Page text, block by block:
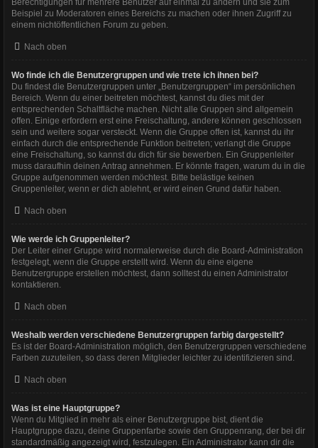
Beispiel zu Moderatoren eines Bereichs zu machen oder ihnen Zugriff zu
einem nichtöffentlichen Forum zu geben.
Nach oben
Wo finde ich die Benutzergruppen und wie trete ich ihnen bei?
Du findest die Benutzergruppen unter „Benutzergruppen“ im persönlichen
Bereich. Wenn du einer beitreten möchtest, kannst du dies mit der
entsprechenden Schaltfläche machen. Nicht alle Gruppen sind allgemein
offen. Einige erfordern erst eine Freischaltung, andere können geschlossen
sein und weitere sogar versteckt. Wenn die Gruppe offen ist, kannst du ihr
einfach durch die entsprechende Funktion beitreten; verlangt die Gruppe
eine Freischaltung, so kannst du dich für sie bewerben. Ein Gruppenleiter
muss daraufhin deinen Antrag annehmen. Er könnte fragen, warum du in die
Gruppe aufgenommen werden möchtest. Bitte belästige keinen
Gruppenleiter, wenn er dich ablehnt, er wird einen Grund dafür haben.
Nach oben
Wie werde ich Gruppenleiter?
Der Leiter einer Gruppe wird normalerweise durch die Board-Administration
festgelegt, wenn die Gruppe erstellt wird. Wenn du eine eigene
Benutzergruppe erstellen möchtest, dann solltest du einen Administrator
kontaktieren.
Nach oben
Weshalb werden verschiedene Benutzergruppen farbig dargestellt?
Es ist der Board-Administration möglich, den Benutzergruppen verschiedene
Farben zuzuteilen, so dass deren Mitglieder leichter zu identifizieren sind.
Nach oben
Was ist eine Hauptgruppe?
Wenn du Mitglied in mehr als einer Benutzergruppe bist, dient die
Hauptgruppe dazu, deine Gruppenfarbe sowie den Gruppenrang, der bei dir
standardmäßig angezeigt wird, festzulegen. Ein Administrator kann dir die